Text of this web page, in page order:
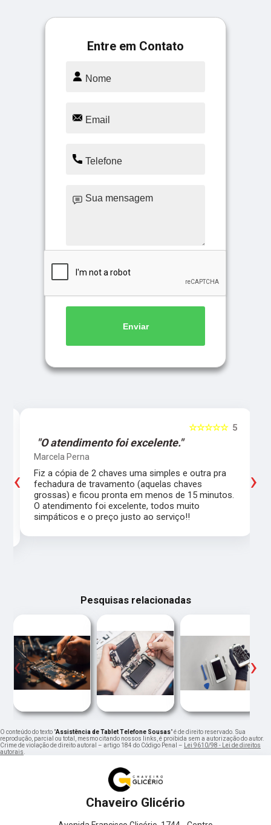
Entre em Contato
Enviar
5
☆☆☆☆☆
"O atendimento foi excelente."
Marcela Perna
Fiz a cópia de 2 chaves uma simples e outra pra
fechadura de travamento (aquelas chaves
grossas) e ficou pronta em menos de 15 minutos.
O atendimento foi excelente, todos muito
simpáticos e o preço justo ao serviço!!
‹ ›
Pesquisas relacionadas
‹ ›
O conteúdo do texto "Assistência de Tablet Telefone Sousas" é de direito reservado. Sua
reprodução, parcial ou total, mesmo citando nossos links, é proibida sem a autorização do autor.
Crime de violação de direito autoral – artigo 184 do Código Penal – Lei 9610/98 - Lei de direitos
autorais.
Chaveiro Glicério